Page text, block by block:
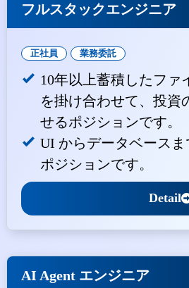
フルスタックエンジニア
正社員 業務委託
10年以上蓄積したファ
を掛け合わせて、投資
せるポジションです。
UI からデータベース
ポジションです。
Detail
AI Agent エンジニア